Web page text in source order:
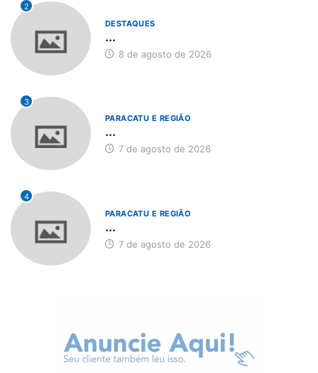
2
DESTAQUES
...
8 de agosto de 2026
3
PARACATU E REGIÃO
...
7 de agosto de 2026
4
PARACATU E REGIÃO
...
7 de agosto de 2026